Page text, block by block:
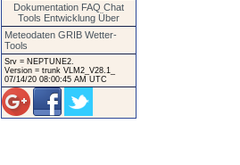
Dokumentation FAQ Chat
Tools Entwicklung Über
Meteodaten GRIB Wetter-
Tools
Srv = NEPTUNE2.
Version = trunk VLM2_V28.1_
07/14/20 08:00:45 AM UTC